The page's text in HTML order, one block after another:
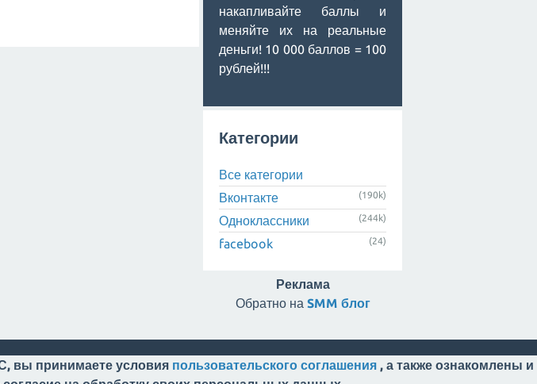
накапливайте баллы и
меняйте их на реальные
деньги! 10 000 баллов = 100
рублей!!!
Категории
Все категории
Вконтакте
(190k)
Одноклассники (244k)
facebook (24)
Реклама
Обратно на SMM блог
принимаете условия пользовательского соглашения , а также ознакомлены и